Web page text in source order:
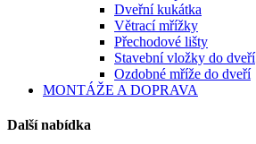
Dveřní kukátka
Větrací mřížky
Přechodové lišty
Stavební vložky do dveří
Ozdobné mříže do dveří
MONTÁŽE A DOPRAVA
Další nabídka